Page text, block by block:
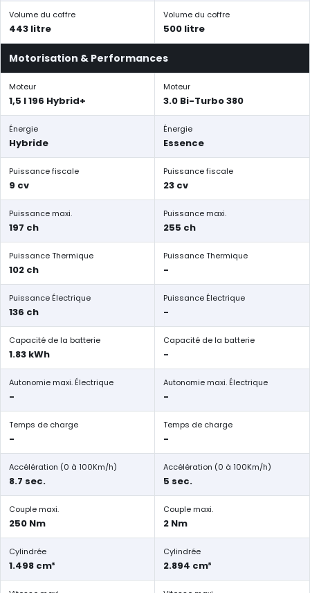
Volume du coffre
443 litre
Volume du coffre
500 litre
Motorisation & Performances
Moteur
1,5 l 196 Hybrid+
Moteur
3.0 Bi-Turbo 380
Énergie
Hybride
Énergie
Essence
Puissance fiscale
9 cv
Puissance fiscale
23 cv
Puissance maxi.
197 ch
Puissance maxi.
255 ch
Puissance Thermique
102 ch
Puissance Thermique
-
Puissance Électrique
136 ch
Puissance Électrique
-
Capacité de la batterie
1.83 kWh
Capacité de la batterie
-
Autonomie maxi. Électrique
-
Autonomie maxi. Électrique
-
Temps de charge
-
Temps de charge
-
Accélération (0 à 100Km/h)
8.7 sec.
Accélération (0 à 100Km/h)
5 sec.
Couple maxi.
250 Nm
Couple maxi.
2 Nm
Cylindrée
1.498 cm³
Cylindrée
2.894 cm³